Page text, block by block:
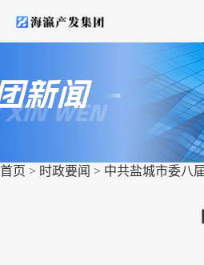
首页 > 时政要闻 > 中共盐城市委八